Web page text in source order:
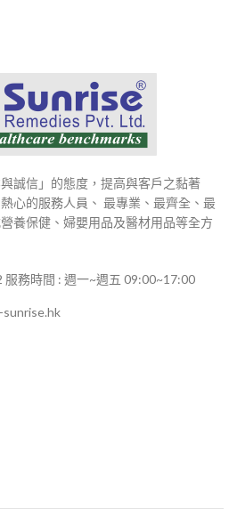
誠信」的態度，提高與客戶之黏著
心的服務人員、 最專業、最齊全、最
養保健、婦嬰用品及醫材用品等全方
務時間 : 週一~週五 09:00~17:00
sunrise.hk